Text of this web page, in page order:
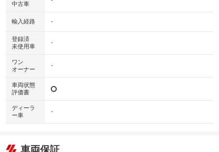
中古車
輸入経路 -
登録済
未使用車
-
ワン
オーナー
-
車両状態
評価書
ディーラ
ー車
-
車両保証